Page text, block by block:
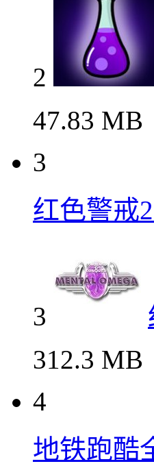
2
47.83 MB
3
红色警戒
3
312.3 MB
4
地铁跑酷